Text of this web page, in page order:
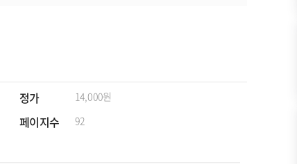
정가 14,000원
페이지수 92